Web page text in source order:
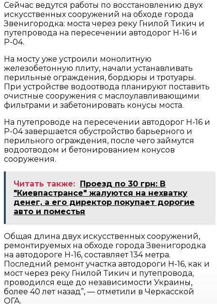
Сейчас ведутся работы по восстановлению двух
искусственных сооружений на обходе города
Звенигородка: моста через реку Гнилой Тикич и
путепровода на пересечении автодорог Н-16 и
Р-04.
На мосту уже устроили монолитную
железобетонную плиту, начали устанавливать
перильные ограждения, бордюры и тротуары.
При устройстве водоотвода планируют поставить
очистные сооружения с маслоулавливающими
фильтрами и забетонировать конусы моста.
На путепроводе на пересечении автодорог Н-16 и
Р-04 завершается обустройство барьерного и
перильного ограждения, после чего займутся
водоотводом и бетонированием конусов
сооружения.
Читать также: Проезд по 30 грн: В
"Киевпастрансе" жалуются на нехватку
денег, а его директор покупает дорогие
авто и поместья
Общая длина двух искусственных сооружений,
ремонтируемых на обходе города Звенигородка
на автодороге Н-16, составляет 134 метра.
Последний ремонт участка автодороги Н-16, как и
мост через реку Гнилой Тикич и путепровода,
проводился еще до независимости Украины,
более 40 лет назад”, — отметили в Черкасской
ОГА.